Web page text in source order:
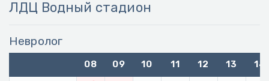
ЛДЦ Водный стадион
Невролог
08 09 10 11 12 13 14